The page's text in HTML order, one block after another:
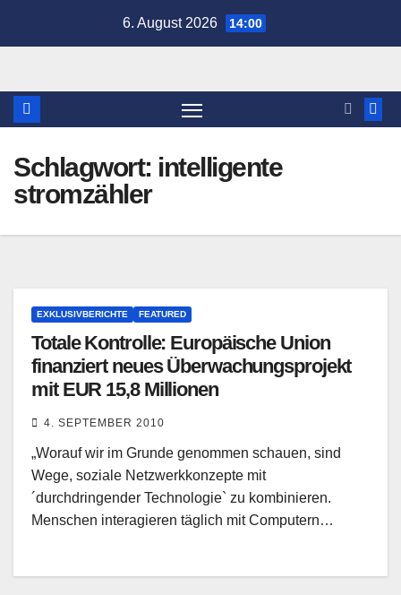
6. August 2026 14:00
Schlagwort: intelligente
stromzähler
EXKLUSIVBERICHTE FEATURED
Totale Kontrolle: Europäische Union
finanziert neues Überwachungsprojekt
mit EUR 15,8 Millionen
4. SEPTEMBER 2010
„Worauf wir im Grunde genommen schauen, sind
Wege, soziale Netzwerkkonzepte mit
´durchdringender Technologie` zu kombinieren.
Menschen interagieren täglich mit Computern…